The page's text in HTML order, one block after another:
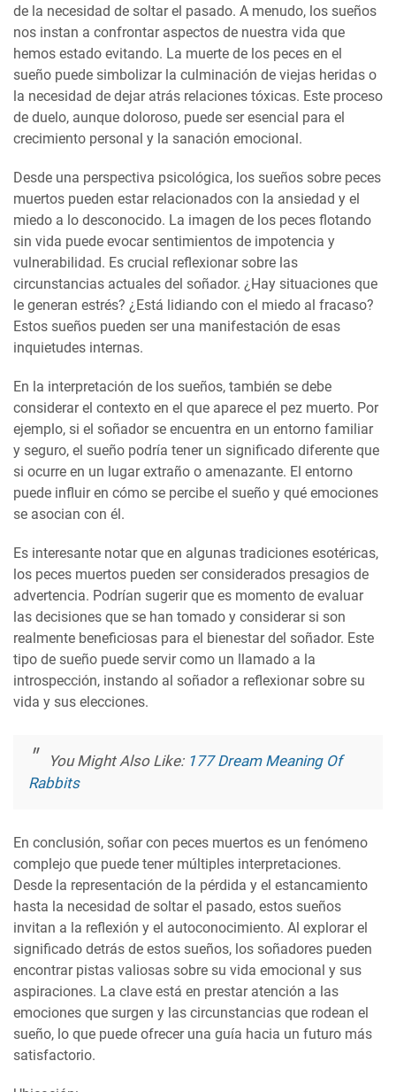
de la necesidad de soltar el pasado. A menudo, los sueños
nos instan a confrontar aspectos de nuestra vida que
hemos estado evitando. La muerte de los peces en el
sueño puede simbolizar la culminación de viejas heridas o
la necesidad de dejar atrás relaciones tóxicas. Este proceso
de duelo, aunque doloroso, puede ser esencial para el
crecimiento personal y la sanación emocional.
Desde una perspectiva psicológica, los sueños sobre peces
muertos pueden estar relacionados con la ansiedad y el
miedo a lo desconocido. La imagen de los peces flotando
sin vida puede evocar sentimientos de impotencia y
vulnerabilidad. Es crucial reflexionar sobre las
circunstancias actuales del soñador. ¿Hay situaciones que
le generan estrés? ¿Está lidiando con el miedo al fracaso?
Estos sueños pueden ser una manifestación de esas
inquietudes internas.
En la interpretación de los sueños, también se debe
considerar el contexto en el que aparece el pez muerto. Por
ejemplo, si el soñador se encuentra en un entorno familiar
y seguro, el sueño podría tener un significado diferente que
si ocurre en un lugar extraño o amenazante. El entorno
puede influir en cómo se percibe el sueño y qué emociones
se asocian con él.
Es interesante notar que en algunas tradiciones esotéricas,
los peces muertos pueden ser considerados presagios de
advertencia. Podrían sugerir que es momento de evaluar
las decisiones que se han tomado y considerar si son
realmente beneficiosas para el bienestar del soñador. Este
tipo de sueño puede servir como un llamado a la
introspección, instando al soñador a reflexionar sobre su
vida y sus elecciones.
You Might Also Like: 177 Dream Meaning Of
Rabbits
En conclusión, soñar con peces muertos es un fenómeno
complejo que puede tener múltiples interpretaciones.
Desde la representación de la pérdida y el estancamiento
hasta la necesidad de soltar el pasado, estos sueños
invitan a la reflexión y el autoconocimiento. Al explorar el
significado detrás de estos sueños, los soñadores pueden
encontrar pistas valiosas sobre su vida emocional y sus
aspiraciones. La clave está en prestar atención a las
emociones que surgen y las circunstancias que rodean el
sueño, lo que puede ofrecer una guía hacia un futuro más
satisfactorio.